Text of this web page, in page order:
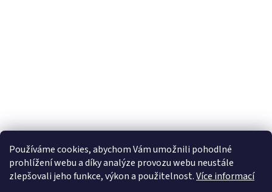
Používáme cookies, abychom Vám umožnili pohodlné
prohlížení webu a díky analýze provozu webu neustále
zlepšovali jeho funkce, výkon a použitelnost.Více informací